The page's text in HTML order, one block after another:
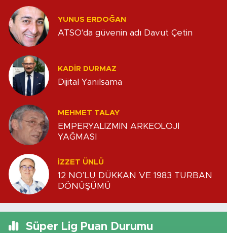
YUNUS ERDOĞAN
ATSO'da güvenin adı Davut Çetin
KADIR DURMAZ
Dijital Yanılsama
MEHMET TALAY
EMPERYALİZMİN ARKEOLOJİ
YAĞMASI
İZZET ÜNLÜ
12 NO’LU DÜKKAN VE 1983 TURBAN
DÖNÜŞÜMÜ
Süper Lig Puan Durumu